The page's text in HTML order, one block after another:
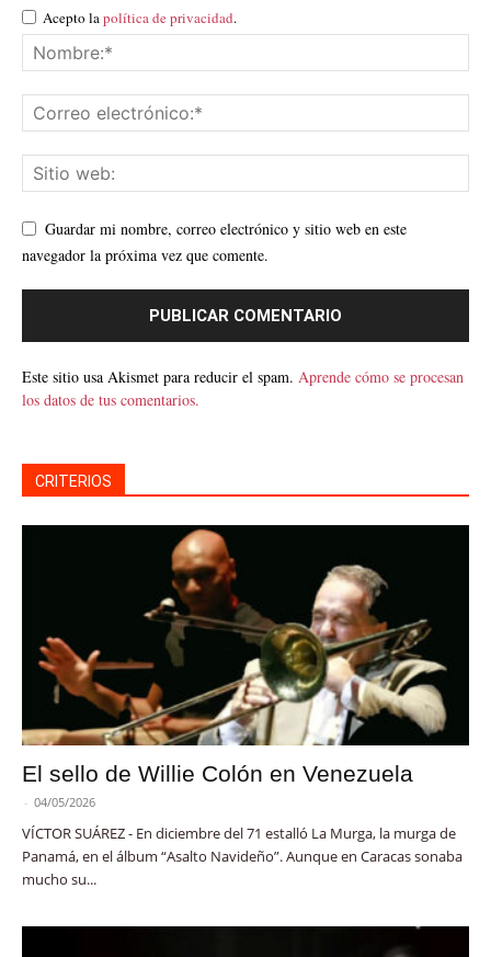
Acepto lapolítica de privacidad.
Guardar mi nombre, correo electrónico y sitio web en este
navegador la próxima vez que comente.
Este sitio usa Akismet para reducir el spam. Aprende cómo se procesan
los datos de tus comentarios.
CRITERIOS
El sello de Willie Colón en Venezuela
- 04/05/2026
VÍCTOR SUÁREZ - En diciembre del 71 estalló La Murga, la murga de
Panamá, en el álbum “Asalto Navideño”. Aunque en Caracas sonaba
mucho su...